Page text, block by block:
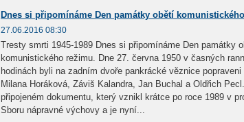
Dnes si připomínáme Den památky obětí
27.06.2016 08:30
Tresty smrti 1945-1989 Dnes si připomínáme Den památky
komunistického režimu. Dne 27. června 1950 v časných
hodinách byli na zadním dvoře pankrácké věznice popraveni
Milana Horáková, Záviš Kalandra, Jan Buchal a Oldřich
připojeném dokumentu, který vznikl krátce po roce 1989 v
Sboru nápravné výchovy a je nyní...